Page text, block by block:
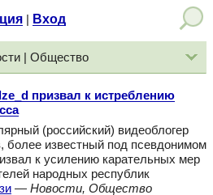
Вход
| Общество
призвал к истреблению
(российский) видеоблогер
более известный под псевдонимом
к усилению карательных мер
народных республик
— Новости, Общество